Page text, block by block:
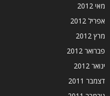
מאי 2012
אפריל 2012
מרץ 2012
פברואר 2012
ינואר 2012
דצמבר 2011